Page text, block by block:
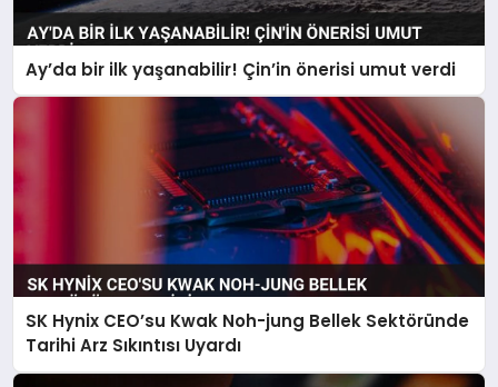
Ay’da bir ilk yaşanabilir! Çin’in önerisi umut verdi
SK Hynix CEO’su Kwak Noh-jung Bellek Sektöründe
Tarihi Arz Sıkıntısı Uyardı